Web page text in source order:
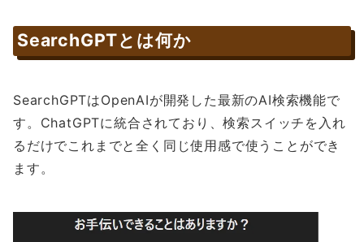
SearchGPTとは何か
SearchGPTはOpenAIが開発した最新のAI検索機能で
す。ChatGPTに統合されており、検索スイッチを入れ
るだけでこれまでと全く同じ使用感で使うことができ
ます。